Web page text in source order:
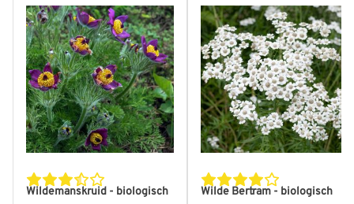
Wildemanskruid - biologisch Wilde Bertram - biologisch